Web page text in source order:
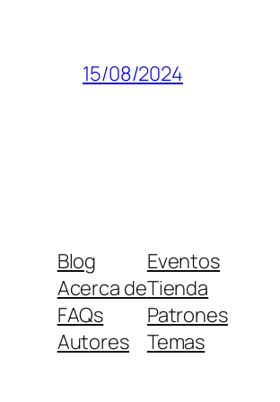
15/08/2024
Blog
Acerca de
FAQs
Autores
Eventos
Tienda
Patrones
Temas